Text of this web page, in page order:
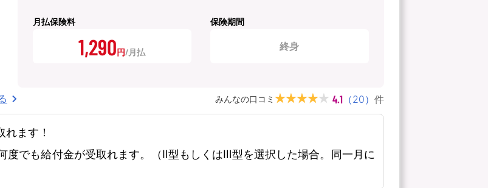
月払保険料
1,290円
保険期間
終身
みんなの口コミ 4.1 （20） 件
ます！
でも給付金が受取れます。（Ⅱ型もしくはⅢ型を選択した場合。同一月に